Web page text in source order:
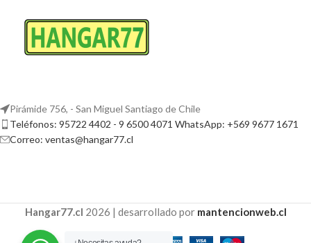
Pirámide 756, - San Miguel Santiago de Chile
Teléfonos: 95722 4402 - 9 6500 4071 WhatsApp: +569 9677 1671
Correo: ventas@hangar77.cl
Hangar77.cl 2026 | desarrollado por mantencionweb.cl